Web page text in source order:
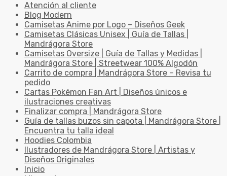
Atención al cliente
Blog Modern
Camisetas Anime por Logo – Diseños Geek
Camisetas Clásicas Unisex | Guía de Tallas |
Mandrágora Store
Camisetas Oversize | Guía de Tallas y Medidas |
Mandrágora Store | Streetwear 100% Algodón
Carrito de compra | Mandrágora Store – Revisa tu
pedido
Cartas Pokémon Fan Art | Diseños únicos e
ilustraciones creativas
Finalizar compra | Mandrágora Store
Guía de tallas buzos sin capota | Mandrágora Store |
Encuentra tu talla ideal
Hoodies Colombia
Ilustradores de Mandrágora Store | Artistas y
Diseños Originales
Inicio